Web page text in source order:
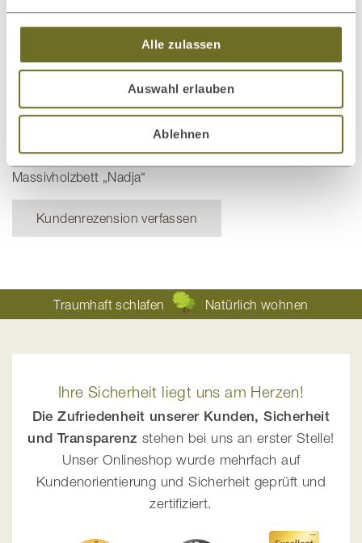
Alle zulassen
Auswahl erlauben
Ablehnen
Schlafsysteme
Dieses Produkt bewerten
Schreiben Sie Ihre Meinung zu diesem Artikel:
Massivholzbett „Nadja“
Kundenrezension verfassen
Traumhaft schlafen Natürlich wohnen
Ihre Sicherheit liegt uns am Herzen!
Die Zufriedenheit unserer Kunden, Sicherheit
und Transparenz stehen bei uns an erster Stelle!
Unser Onlineshop wurde mehrfach auf
Kundenorientierung und Sicherheit geprüft und
zertifiziert.